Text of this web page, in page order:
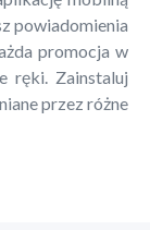
powiadomienia
promocja w
ręki. Zainstaluj
przez różne